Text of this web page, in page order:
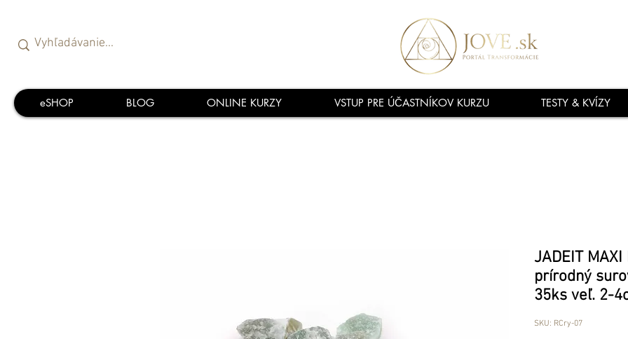
eSHOP BLOG ONLINE KURZY VSTUP PRE ÚČASTNÍKOV KURZU TESTY & KVÍZY
JADEIT
prírodný
35ks veľ. 2-
SKU: RCry-07